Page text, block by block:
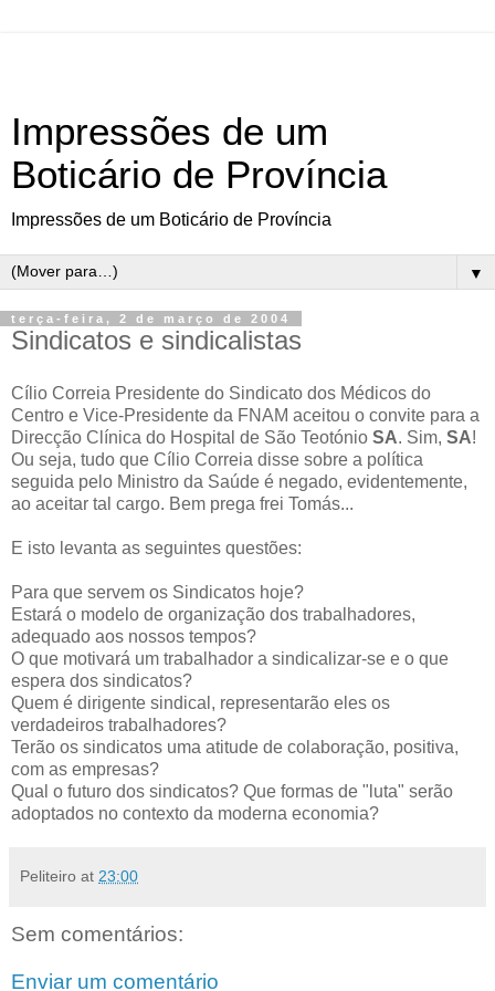
Impressões de um
Boticário de Província
Impressões de um Boticário de Província
▼
terça-feira, 2 de março de 2004
Sindicatos e sindicalistas
Cílio Correia Presidente do Sindicato dos Médicos do
Centro e Vice-Presidente da FNAM aceitou o convite para a
Direcção Clínica do Hospital de São Teotónio SA. Sim, SA!
Ou seja, tudo que Cílio Correia disse sobre a política
seguida pelo Ministro da Saúde é negado, evidentemente,
ao aceitar tal cargo. Bem prega frei Tomás...
E isto levanta as seguintes questões:
Para que servem os Sindicatos hoje?
Estará o modelo de organização dos trabalhadores,
adequado aos nossos tempos?
O que motivará um trabalhador a sindicalizar-se e o que
espera dos sindicatos?
Quem é dirigente sindical, representarão eles os
verdadeiros trabalhadores?
Terão os sindicatos uma atitude de colaboração, positiva,
com as empresas?
Qual o futuro dos sindicatos? Que formas de "luta" serão
adoptados no contexto da moderna economia?
Peliteiro at 23:00
Sem comentários:
Enviar um comentário